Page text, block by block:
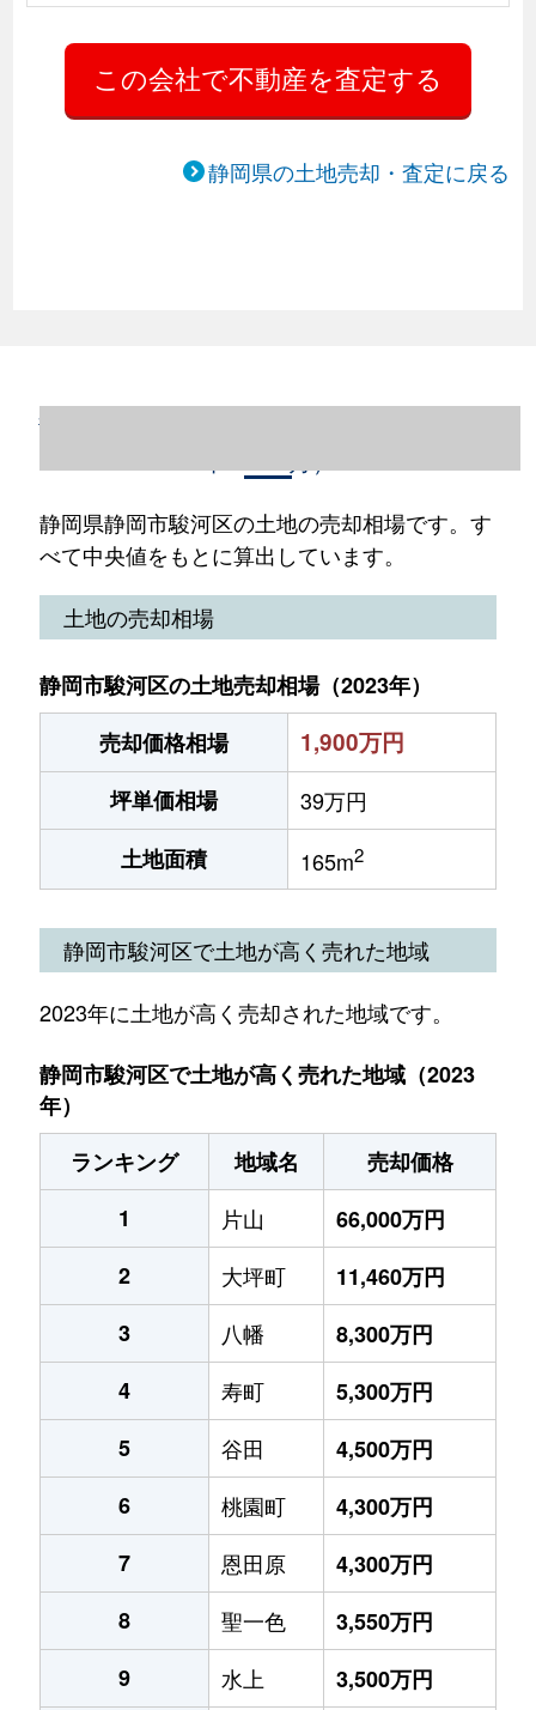
静岡県の土地売却・査定に戻る
静岡県静岡市駿河区の土地売却情報（2023
静岡県静岡市駿河区の土地の売却相場です。す
べて中央値をもとに算出しています。
土地の売却相場
静岡市駿河区の土地売却相場（2023年）
売却価格相場
1,900万円
坪単価相場
39万円
土地面積
165m2
静岡市駿河区で土地が高く売れた地域
2023年に土地が高く売却された地域です。
静岡市駿河区で土地が高く売れた地域（2023
年）
ランキング
地域名
売却価格
1
片山
66,000万円
2
大坪町
11,460万円
3
八幡
8,300万円
4
寿町
5,300万円
5
谷田
4,500万円
6
桃園町
4,300万円
7
恩田原
4,300万円
8
聖一色
3,550万円
9
水上
3,500万円